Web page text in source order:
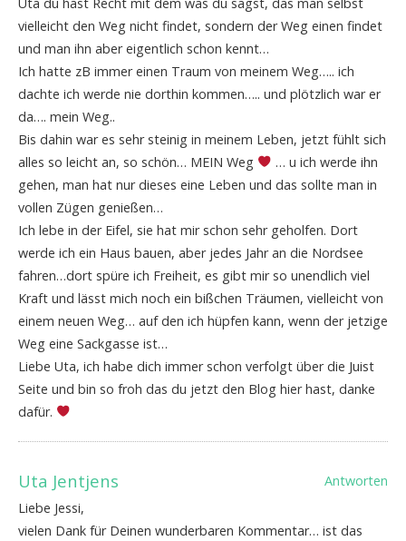
vielleicht den Weg nicht findet, sondern der Weg einen findet
und man ihn aber eigentlich schon kennt…
Ich hatte zB immer einen Traum von meinem Weg….. ich
dachte ich werde nie dorthin kommen….. und plötzlich war er
da…. mein Weg..
Bis dahin war es sehr steinig in meinem Leben, jetzt fühlt sich
alles so leicht an, so schön… MEIN Weg
… u ich werde ihn
gehen, man hat nur dieses eine Leben und das sollte man in
vollen Zügen genießen…
Ich lebe in der Eifel, sie hat mir schon sehr geholfen. Dort
werde ich ein Haus bauen, aber jedes Jahr an die Nordsee
fahren…dort spüre ich Freiheit, es gibt mir so unendlich viel
Kraft und lässt mich noch ein bißchen Träumen, vielleicht von
einem neuen Weg… auf den ich hüpfen kann, wenn der jetzige
Weg eine Sackgasse ist…
Liebe Uta, ich habe dich immer schon verfolgt über die Juist
Seite und bin so froh das du jetzt den Blog hier hast, danke
dafür.
Uta Jentjens
Antworten
Liebe Jessi,
vielen Dank für Deinen wunderbaren Kommentar… ist das